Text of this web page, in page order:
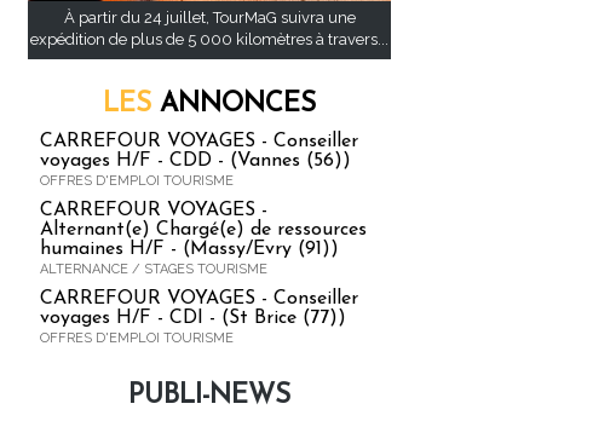
À partir du 24 juillet, TourMaG suivra une
expédition de plus de 5 000 kilomètres à travers...
LES ANNONCES
CARREFOUR VOYAGES - Conseiller
voyages H/F - CDD - (Vannes (56))
OFFRES D'EMPLOI TOURISME
CARREFOUR VOYAGES -
Alternant(e) Chargé(e) de ressources
humaines H/F - (Massy/Evry (91))
ALTERNANCE / STAGES TOURISME
CARREFOUR VOYAGES - Conseiller
voyages H/F - CDI - (St Brice (77))
OFFRES D'EMPLOI TOURISME
PUBLI-NEWS